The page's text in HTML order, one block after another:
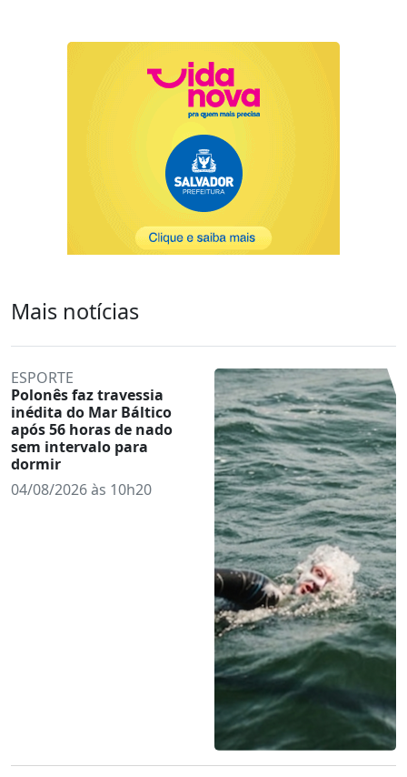
Mais notícias
ESPORTE
Polonês faz travessia
inédita do Mar Báltico
após 56 horas de nado
sem intervalo para
dormir
04/08/2026 às 10h20